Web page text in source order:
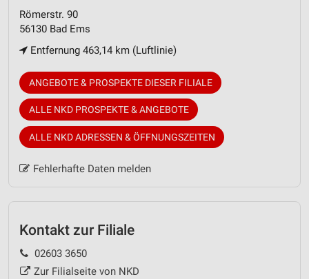
Römerstr. 90
56130 Bad Ems
Entfernung 463,14 km (Luftlinie)
ANGEBOTE & PROSPEKTE DIESER FILIALE
ALLE NKD PROSPEKTE & ANGEBOTE
ALLE NKD ADRESSEN & ÖFFNUNGSZEITEN
Fehlerhafte Daten melden
Kontakt zur Filiale
02603 3650
Zur Filialseite von NKD